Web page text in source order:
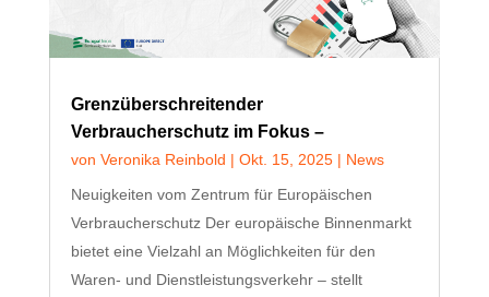
Grenzüberschreitender
Verbraucherschutz im Fokus –
von Veronika Reinbold | Okt. 15, 2025| News
Neuigkeiten vom Zentrum für Europäischen
Verbraucherschutz Der europäische Binnenmarkt
bietet eine Vielzahl an Möglichkeiten für den
Waren- und Dienstleistungsverkehr – stellt